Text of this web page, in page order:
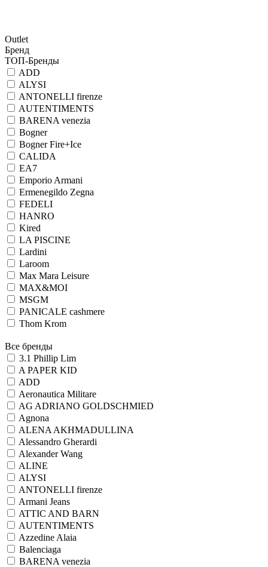
Outlet
Бренд
ТОП-Бренды
ADD
ALYSI
ANTONELLI firenze
AUTENTIMENTS
BARENA venezia
Bogner
Bogner Fire+Ice
CALIDA
EA7
Emporio Armani
Ermenegildo Zegna
FEDELI
HANRO
Kired
LA PISCINE
Lardini
Laroom
Max Mara Leisure
MAX&MOI
MSGM
PANICALE cashmere
Thom Krom
Все бренды
3.1 Phillip Lim
A PAPER KID
ADD
Aeronautica Militare
AG ADRIANO GOLDSCHMIED
Agnona
ALENA AKHMADULLINA
Alessandro Gherardi
Alexander Wang
ALINE
ALYSI
ANTONELLI firenze
Armani Jeans
ATTIC AND BARN
AUTENTIMENTS
Azzedine Alaia
Balenciaga
BARENA venezia